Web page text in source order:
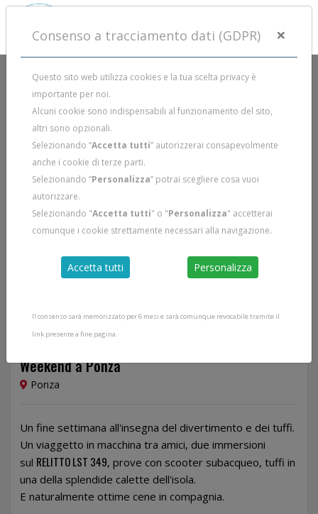
Weekend a Ponza
Ponza
Un fine settimana all'insegna del divertimento e dei tuffi.
Un viaggetto in macchina tra amici, due immersioni
sul RELITTO LST 349, prove con scooter subacqueo, tuffi in
una della splendide calette dell'isola.
E naturalmente ottime cene in compagnia.
Consenso a tracciamento dati (GDPR) ×
Questo sito web utilizza cookies e la tua scelta privacy è
importante per noi.
Alcuni cookie sono indispensabili al funzionamento del sito,
altri sono opzionali.
Selezionando “Accetta tutti” autorizzerai consapevolmente
anche i cookie di terze parti.
Selezionando “Personalizza” potrai scegliere cosa vuoi
autorizzare.
Selezionando "Accetta tutti" o "Personalizza" accetterai
comunque i cookie strettamente necessari alla navigazione.
Accetta tutti Personalizza
Il consenso sarà memorizzato per 6 mesi e sarà comunque revocabile tramite il
link presente a fine pagina.